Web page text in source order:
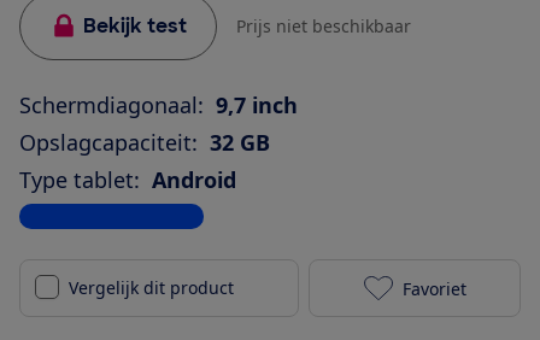
Bekijk test Prijs niet beschikbaar
Schermdiagonaal: 9,7 inch
Opslagcapaciteit: 32 GB
Type tablet: Android
Bekijk alle specificaties
Vergelijk dit product Samsung
Favoriet